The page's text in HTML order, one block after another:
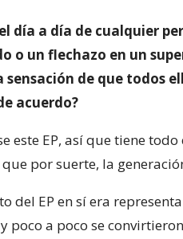
día a día de cualquier
o un flechazo en un
de que todos
acuerdo?
EP, así que tiene
por suerte, la
del EP en sí era
a poco se